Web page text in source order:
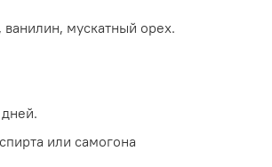
мускатный орех.
или самогона